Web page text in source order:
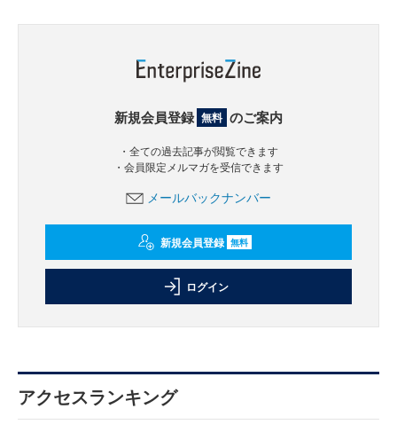
新規会員登録 無料 のご案内
・全ての過去記事が閲覧できます
・会員限定メルマガを受信できます
メールバックナンバー
新規会員登録 無料
ログイン
アクセスランキング